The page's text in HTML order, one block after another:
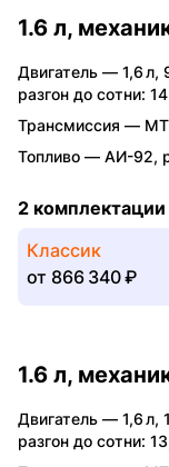
1.6 л,
Двигатель — 1,6 л,
разгон до сотни:
Трансмиссия — MT
Топливо — АИ-92,
2 комплектации
Классик
от 866 340 ₽
1.6 л,
Двигатель — 1,6 л,
разгон до сотни: